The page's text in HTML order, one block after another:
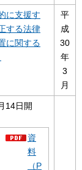
に支援す
する法律
に関する
平
成
30
年
3
月
14日開
資
料
（P